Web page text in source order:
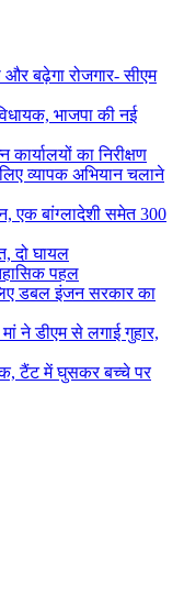
बढ़ेगा रोजगार- सीएम
भाजपा की नई
का निरीक्षण
व्यापक अभियान चलाने
एक बांग्लादेशी समेत 300
दो घायल
पहल
डबल इंजन सरकार का
ने डीएम से लगाई गुहार,
टैंट में घुसकर बच्चे पर